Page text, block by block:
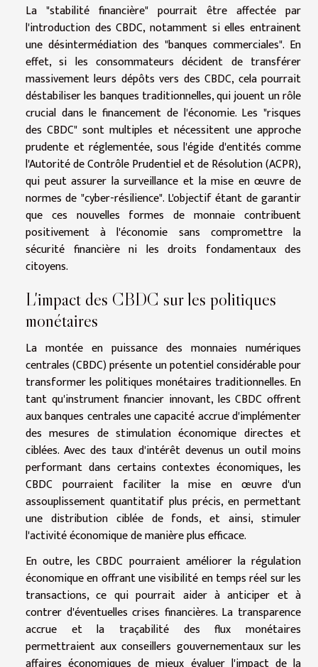
La "stabilité financière" pourrait être affectée par
l'introduction des CBDC, notamment si elles entrainent
une désintermédiation des "banques commerciales". En
effet, si les consommateurs décident de transférer
massivement leurs dépôts vers des CBDC, cela pourrait
déstabiliser les banques traditionnelles, qui jouent un rôle
crucial dans le financement de l'économie. Les "risques
des CBDC" sont multiples et nécessitent une approche
prudente et réglementée, sous l'égide d'entités comme
l'Autorité de Contrôle Prudentiel et de Résolution (ACPR),
qui peut assurer la surveillance et la mise en œuvre de
normes de "cyber-résilience". L'objectif étant de garantir
que ces nouvelles formes de monnaie contribuent
positivement à l'économie sans compromettre la
sécurité financière ni les droits fondamentaux des
citoyens.
L'impact des CBDC sur les politiques
monétaires
La montée en puissance des monnaies numériques
centrales (CBDC) présente un potentiel considérable pour
transformer les politiques monétaires traditionnelles. En
tant qu'instrument financier innovant, les CBDC offrent
aux banques centrales une capacité accrue d'implémenter
des mesures de stimulation économique directes et
ciblées. Avec des taux d'intérêt devenus un outil moins
performant dans certains contextes économiques, les
CBDC pourraient faciliter la mise en œuvre d'un
assouplissement quantitatif plus précis, en permettant
une distribution ciblée de fonds, et ainsi, stimuler
l'activité économique de manière plus efficace.
En outre, les CBDC pourraient améliorer la régulation
économique en offrant une visibilité en temps réel sur les
transactions, ce qui pourrait aider à anticiper et à
contrer d'éventuelles crises financières. La transparence
accrue et la traçabilité des flux monétaires
permettraient aux conseillers gouvernementaux sur les